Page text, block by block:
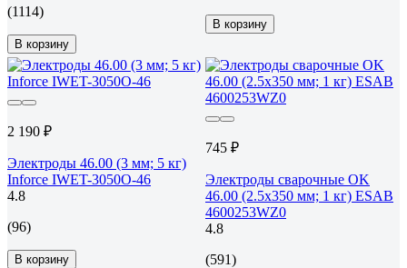
(1114)
В корзину
В корзину
2 190 ₽
Электроды 46.00 (3 мм; 5 кг)
Inforce IWET-3050O-46
4.8
(96)
В корзину
745 ₽
Электроды сварочные OK
46.00 (2.5х350 мм; 1 кг) ESAB
4600253WZ0
4.8
(591)